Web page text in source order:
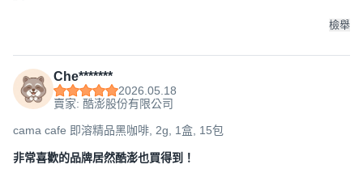
檢舉
Che*******
2026.05.18
賣家: 酷澎股份有限公司
cama cafe 即溶精品黑咖啡, 2g, 1盒, 15包
非常喜歡的品牌居然酷澎也買得到！